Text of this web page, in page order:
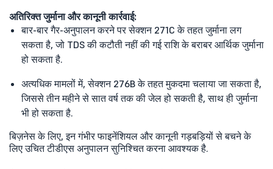
अतिरिक्त जुर्माना और कानूनी कार्रवाई:
बार-बार गैर-अनुपालन करने पर सेक्शन 271C के तहत जुर्माना लग
सकता है, जो TDS की कटौती नहीं की गई राशि के बराबर आर्थिक जुर्माना
हो सकता है.
अत्यधिक मामलों में, सेक्शन 276B के तहत मुकदमा चलाया जा सकता है,
जिससे तीन महीने से सात वर्ष तक की जेल हो सकती है, साथ ही जुर्माना
भी हो सकता है.
बिज़नेस के लिए, इन गंभीर फाइनेंशियल और कानूनी गड़बड़ियों से बचने के
लिए उचित टीडीएस अनुपालन सुनिश्चित करना आवश्यक है.